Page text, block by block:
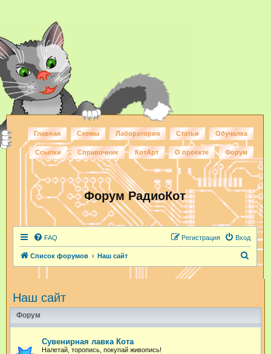
Главная Схемы Лаборатория Статьи Обучалка
Ссылки Справочник КотАрт О проекте Форум
Форум РадиоКот
FAQ Вход
Регистрация
Список форумов Наш сайт
Наш сайт
Форум
Сувенирная лавка Кота
Налетай, торопись, покупай живопись!